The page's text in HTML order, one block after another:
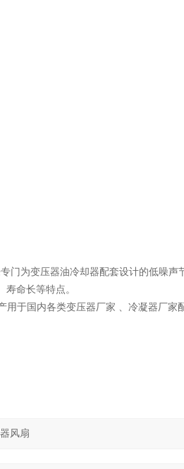
门为变压器油冷却器配套设计的低噪
命长等特点。
于国内各类变压器厂家 、冷凝器厂家